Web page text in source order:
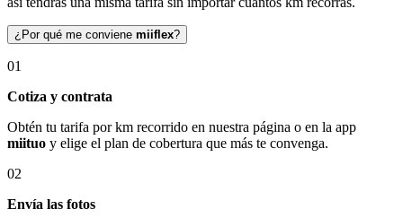
¿Por qué me conviene miiflex?
01
Cotiza y contrata
Obtén tu tarifa por km recorrido en nuestra página o en la app
miituo y elige el plan de cobertura que más te convenga.
02
Envía las fotos